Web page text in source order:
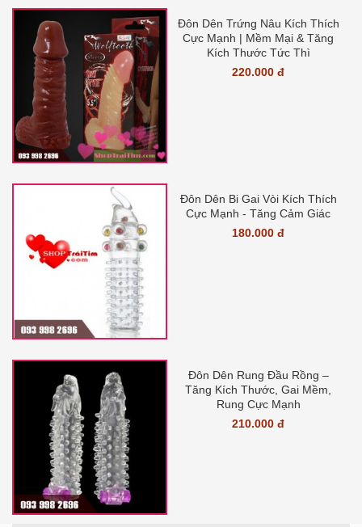
Đôn Dên Trứng Nâu Kích Thích
Cực Mạnh | Mềm Mại & Tăng
Kích Thước Tức Thì
220.000 đ
Đôn Dên Bi Gai Vòi Kích Thích
Cực Mạnh - Tăng Cảm Giác
180.000 đ
Đôn Dên Rung Đầu Rồng –
Tăng Kích Thước, Gai Mềm,
Rung Cực Mạnh
210.000 đ